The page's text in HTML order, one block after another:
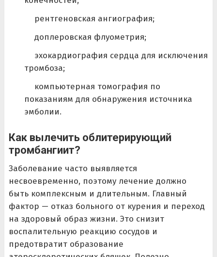
рентгеновская ангиография;
доплеровская флуометрия;
эхокардиография сердца для исключения
тромбоза;
компьютерная томография по
показаниям для обнаружения источника
эмболии.
Как вылечить облитерирующий
тромбангиит?
Заболевание часто выявляется
несвоевременно, поэтому лечение должно
быть комплексным и длительным. Главный
фактор — отказ больного от курения и переход
на здоровый образ жизни. Это снизит
воспалительную реакцию сосудов и
предотвратит образование